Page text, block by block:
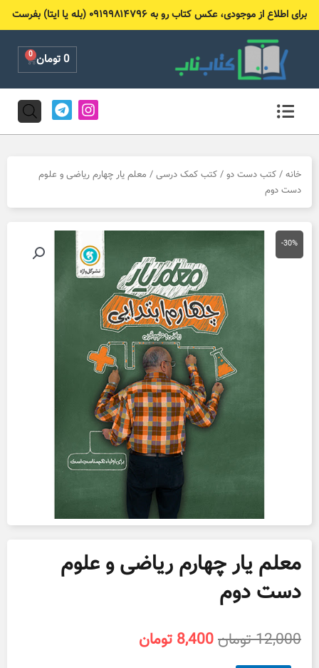
برای اطلاع از موجودی، عکس کتاب رو به ۰۹۱۹۹۸۱۴۷۹۶ (بله یا ایتا) بفرست
0تومان 0
Cart
I
n
s
g
a
T
e
l
r
m
خانه / کتب دست دو / کتب کمک درسی / معلم یار چهارم ریاضی و علوم
دست دوم
-30%
معلم یار چهارم ریاضی و علوم
دست دوم
12,000تومانقیمت
8,400 تومان